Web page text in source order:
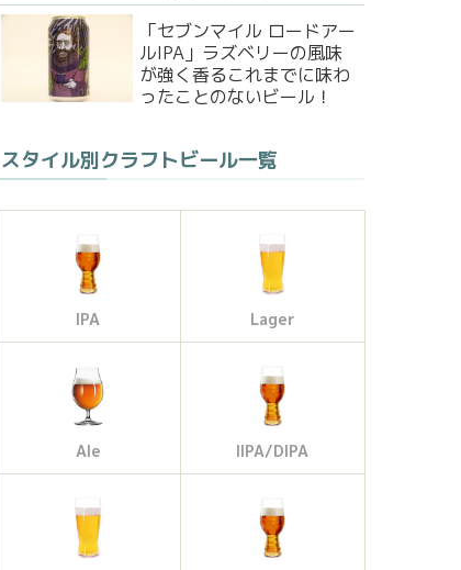
「セブンマイル ロードアー
ルIPA」ラズベリーの風味
が強く香るこれまでに味わ
ったことのないビール！
スタイル別クラフトビール一覧
IPA Lager
Ale IIPA/DIPA